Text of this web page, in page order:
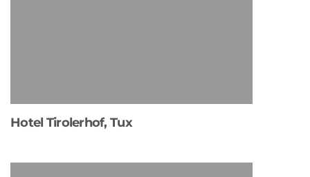
Hotel Tirolerhof, Tux